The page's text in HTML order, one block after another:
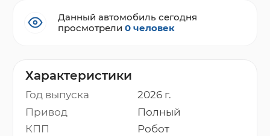
Характеристики
Год выпуска
2026 г.
Привод
Полный
КПП
Робот
Данный автомобиль сегодня
просмотрели0 человек